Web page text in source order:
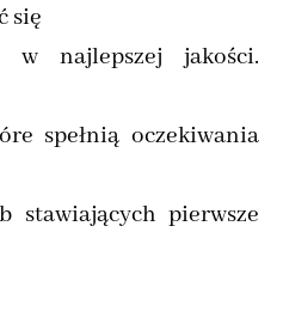
się
w najlepszej jakości.
spełnią oczekiwania
stawiających pierwsze